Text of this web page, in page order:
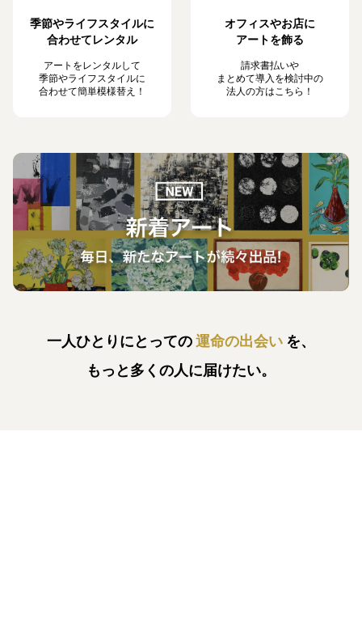
季節やライフスタイルに
合わせてレンタル
アートをレンタルして
季節やライフスタイルに
合わせて簡単模様替え！
オフィスやお店に
アートを飾る
請求書払いや
まとめて導入を検討中の
法人の方はこちら！
一人ひとりにとっての運命の出会い を、
もっと多くの人に届けたい。